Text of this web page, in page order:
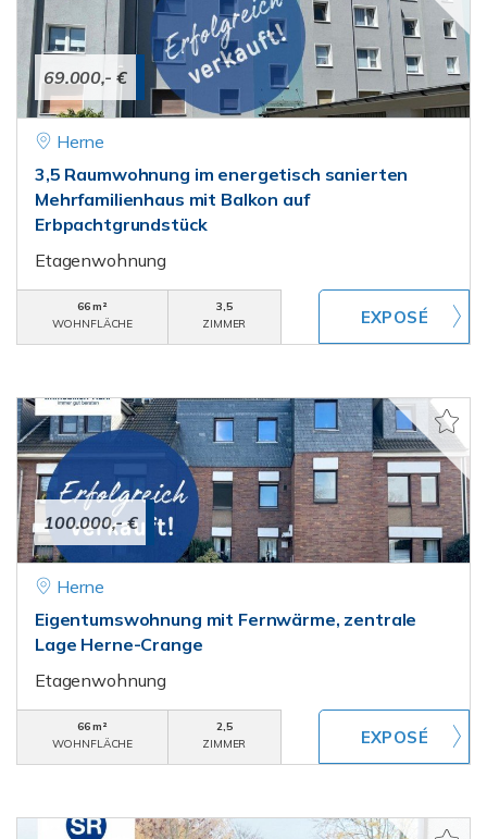
69.000,- €
Herne
3,5 Raumwohnung im energetisch sanierten
Mehrfamilienhaus mit Balkon auf
Erbpachtgrundstück
Etagenwohnung
66 m²
WOHNFLÄCHE
3,5
ZIMMER
100.000,- €
Herne
Eigentumswohnung mit Fernwärme, zentrale
Lage Herne-Crange
Etagenwohnung
66 m²
WOHNFLÄCHE
2,5
ZIMMER